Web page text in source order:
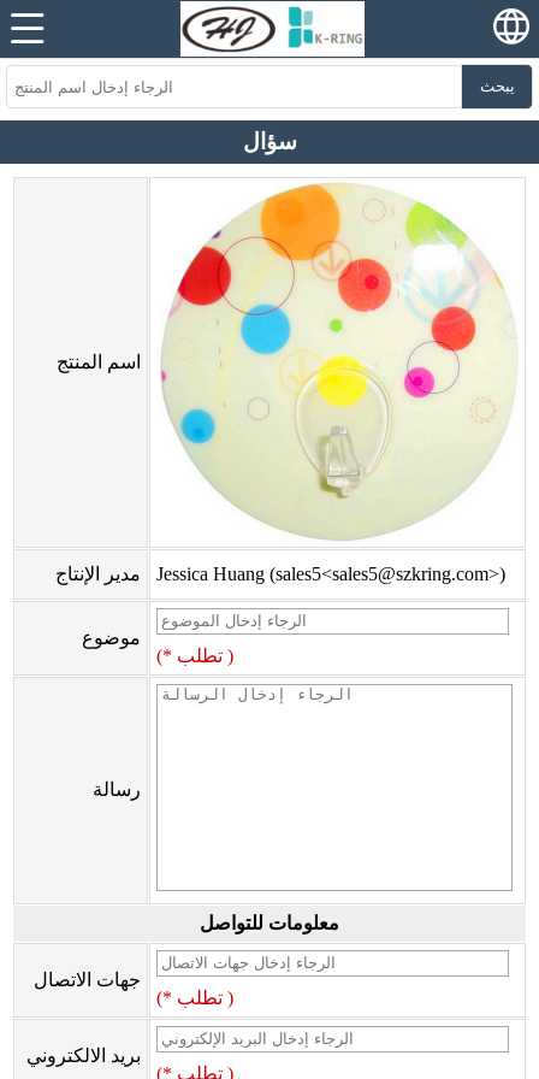
يبحث
سؤال
اسم المنتج
مدير الإنتاج Jessica Huang (sales5<sales5@szkring.com>)
موضوع
(* تطلب )
رسالة
معلومات للتواصل
جهات الاتصال
(* تطلب )
بريد الالكتروني
(* تطلب )